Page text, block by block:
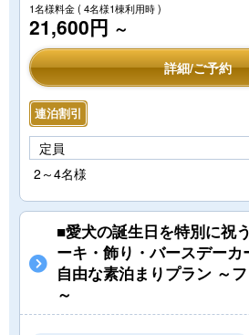
1名様料金( 4名様1棟利用時 )
21,600円 ～
詳細/ご予約
連泊割引
定員
2～4名様
■愛犬の誕生日を特別に祝
ーキ・飾り・バースデー
自由な素泊まりプラン ～
～